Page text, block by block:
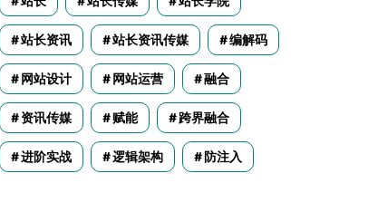
站长资讯 站长资讯传媒 编解码
网站设计 网站运营 融合
资讯传媒 赋能 跨界融合
进阶实战 逻辑架构 防注入